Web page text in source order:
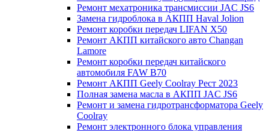
Ремонт мехатроника трансмиссии JAC JS6
Замена гидроблока в АКПП Haval Jolion
Ремонт коробки передач LIFAN X50
Ремонт АКПП китайского авто Changan
Lamore
Ремонт коробки передач китайского
автомобиля FAW B70
Ремонт АКПП Geely Coolray Pест 2023
Полная замена масла в АКПП JAC JS6
Ремонт и замена гидротрансформатора Geely
Coolray
Ремонт электронного блока управления